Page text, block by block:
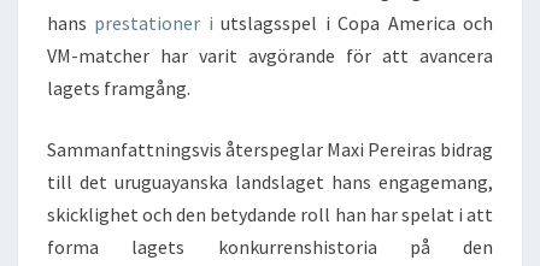
hans prestationer i utslagsspel i Copa America och
VM-matcher har varit avgörande för att avancera
lagets framgång.
Sammanfattningsvis återspeglar Maxi Pereiras bidrag
till det uruguayanska landslaget hans engagemang,
skicklighet och den betydande roll han har spelat i att
forma lagets konkurrenshistoria på den